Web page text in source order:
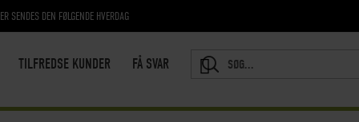
SENDES DEN FØLGENDE HVERDAG
TILFREDSE KUNDER FÅ SVAR